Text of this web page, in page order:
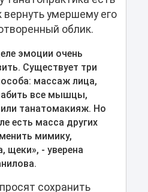
вернуть умершему его
облик.
эмоции очень
Существует три
массаж лица,
все мышцы,
танатомакияж. Но
есть масса других
мимику,
щеки», - уверена
сохранить